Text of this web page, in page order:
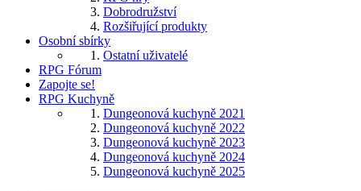
Dobrodružství
Rozšiřující produkty
Osobní sbírky
Ostatní uživatelé
RPG Fórum
Zapojte se!
RPG Kuchyně
Dungeonová kuchyně 2021
Dungeonová kuchyně 2022
Dungeonová kuchyně 2023
Dungeonová kuchyně 2024
Dungeonová kuchyně 2025